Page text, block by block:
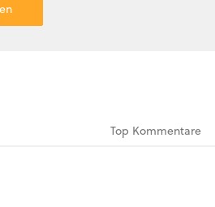
Top Kommentare